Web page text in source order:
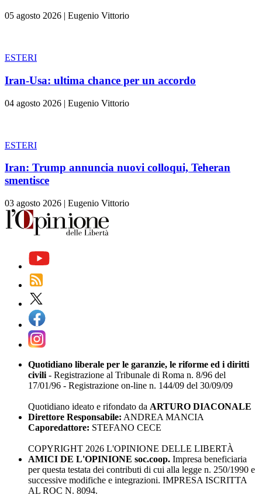
05 agosto 2026 | Eugenio Vittorio
ESTERI
Iran-Usa: ultima chance per un accordo
04 agosto 2026 | Eugenio Vittorio
ESTERI
Iran: Trump annuncia nuovi colloqui, Teheran
smentisce
03 agosto 2026 | Eugenio Vittorio
Quotidiano liberale per le garanzie, le riforme ed i diritti
civili - Registrazione al Tribunale di Roma n. 8/96 del
17/01/96 - Registrazione on-line n. 144/09 del 30/09/09
Quotidiano ideato e rifondato da ARTURO DIACONALE
Direttore Responsabile: ANDREA MANCIA
Caporedattore: STEFANO CECE
COPYRIGHT 2026 L'OPINIONE DELLE LIBERTÀ
AMICI DE L'OPINIONE soc.coop. Impresa beneficiaria
per questa testata dei contributi di cui alla legge n. 250/1990 e
successive modifiche e integrazioni. IMPRESA ISCRITTA
AL ROC N. 8094.